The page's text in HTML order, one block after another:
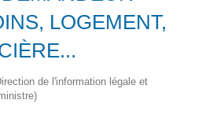
LOGEMENT,
de l'information légale et